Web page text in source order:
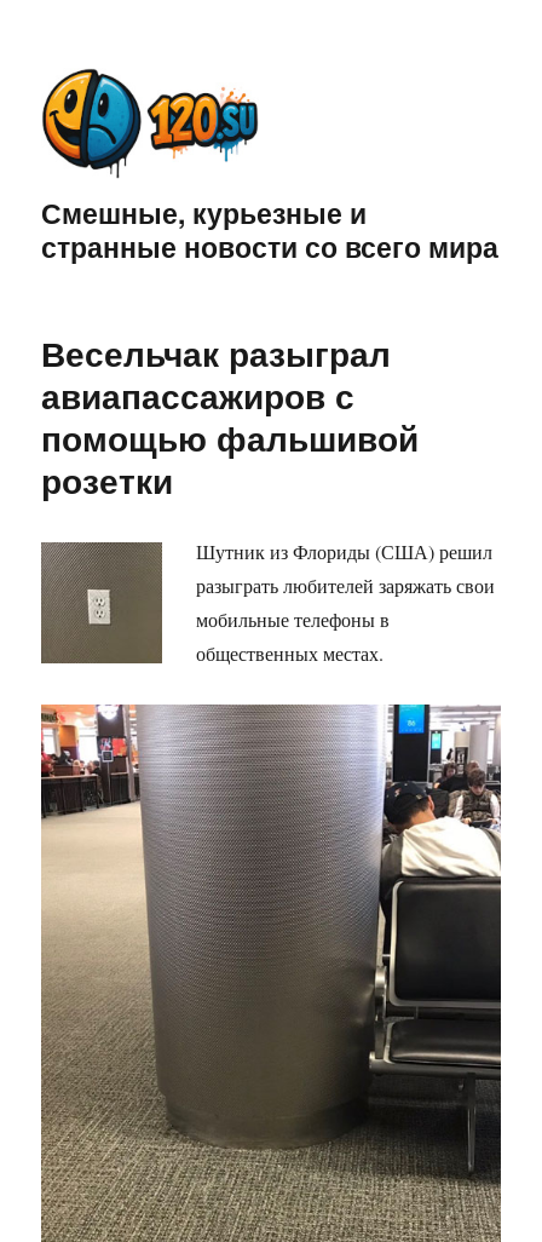
Смешные, курьезные и
странные новости со всего мира
Весельчак разыграл
авиапассажиров с
помощью фальшивой
розетки
Шутник из Флориды (США) решил
разыграть любителей заряжать свои
мобильные телефоны в
общественных местах.